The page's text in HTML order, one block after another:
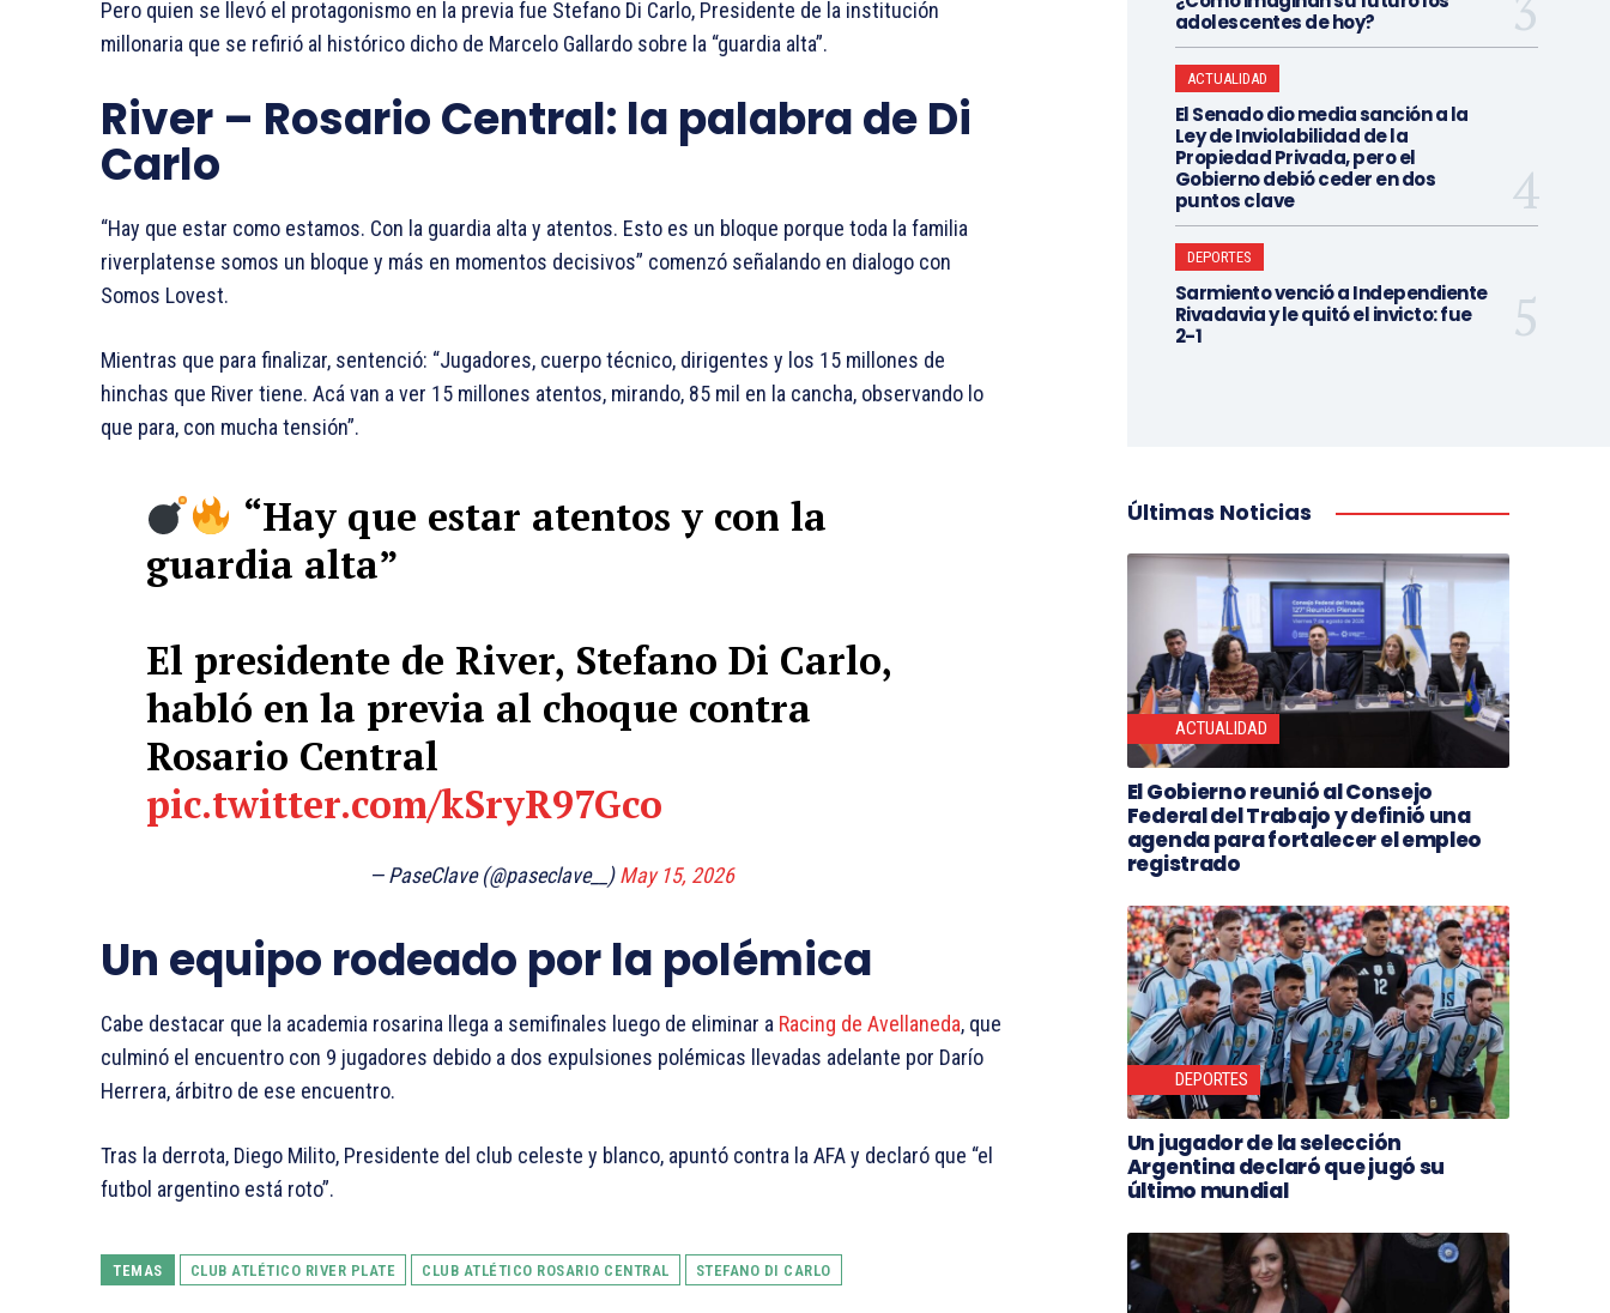
Pero quien se llevó el protagonismo en la previa fue Stefano Di Carlo, Presidente de la institución
millonaria que se refirió al histórico dicho de Marcelo Gallardo sobre la “guardia alta”.
River – Rosario Central: la palabra de Di
Carlo
“Hay que estar como estamos. Con la guardia alta y atentos. Esto es un bloque porque toda la familia
riverplatense somos un bloque y más en momentos decisivos” comenzó señalando en dialogo con
Somos Lovest.
Mientras que para finalizar, sentenció: “Jugadores, cuerpo técnico, dirigentes y los 15 millones de
hinchas que River tiene. Acá van a ver 15 millones atentos, mirando, 85 mil en la cancha, observando lo
que para, con mucha tensión”.
“Hay que estar atentos y con la
guardia alta”
El presidente de River, Stefano Di Carlo,
habló en la previa al choque contra
Rosario Central
pic.twitter.com/kSryR97Gco
— PaseClave (@paseclave__)May 15, 2026
Un equipo rodeado por la polémica
Cabe destacar que la academia rosarina llega a semifinales luego de eliminar a Racing de Avellaneda, que
culminó el encuentro con 9 jugadores debido a dos expulsiones polémicas llevadas adelante por Darío
Herrera, árbitro de ese encuentro.
Tras la derrota, Diego Milito, Presidente del club celeste y blanco, apuntó contra la AFA y declaró que “el
futbol argentino está roto”.
TEMAS CLUB ATLÉTICO RIVER PLATE CLUB ATLÉTICO ROSARIO CENTRAL STEFANO DI CARLO
adolescentes de hoy?
ACTUALIDAD
El Senado dio media sanción a la
Ley de Inviolabilidad de la
Propiedad Privada, pero el
Gobierno debió ceder en dos
puntos clave
DEPORTES
Sarmiento venció a Independiente
Rivadavia y le quitó el invicto: fue
2-1
Últimas Noticias
ACTUALIDAD
El Gobierno reunió al Consejo
Federal del Trabajo y definió una
agenda para fortalecer el empleo
registrado
DEPORTES
Un jugador de la selección
Argentina declaró que jugó su
último mundial